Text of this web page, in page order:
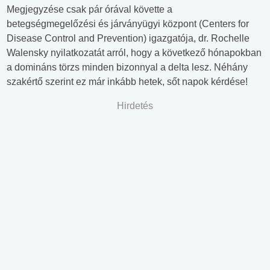
Megjegyzése csak pár órával követte a
betegségmegelőzési és járványügyi központ (Centers for
Disease Control and Prevention) igazgatója, dr. Rochelle
Walensky nyilatkozatát arról, hogy a következő hónapokban
a domináns törzs minden bizonnyal a delta lesz. Néhány
szakértő szerint ez már inkább hetek, sőt napok kérdése!
Hirdetés